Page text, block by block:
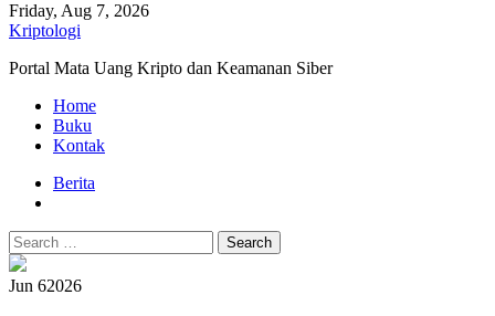
Friday, Aug 7, 2026
Kriptologi
Portal Mata Uang Kripto dan Keamanan Siber
Primary
Menu
Home
Buku
Kontak
Berita
Search
for:
Jun 62026